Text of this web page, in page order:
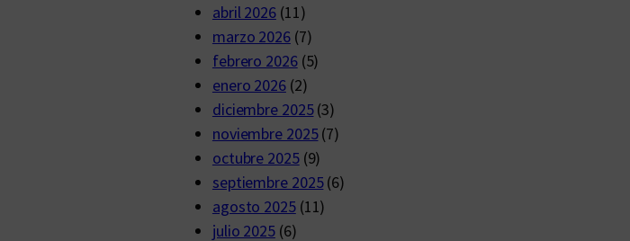
abril 2026(11)
marzo 2026(7)
febrero 2026(5)
enero 2026(2)
diciembre 2025(3)
noviembre 2025(7)
octubre 2025(9)
septiembre 2025(6)
agosto 2025(11)
julio 2025(6)